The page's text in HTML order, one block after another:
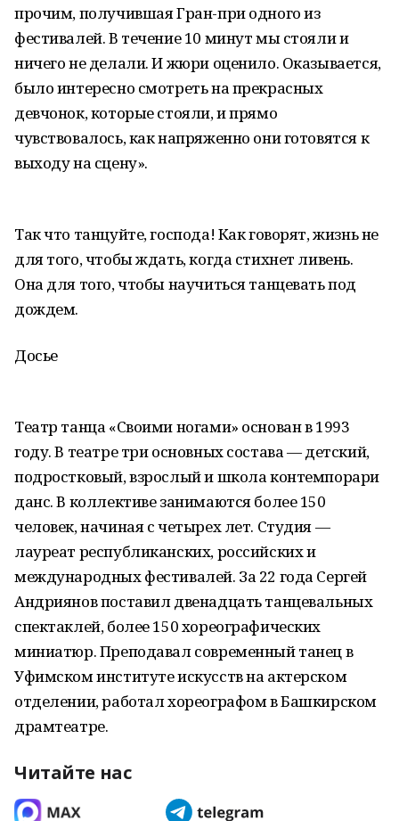
прочим, получившая Гран-при одного из
фестивалей. В течение 10 минут мы стояли и
ничего не делали. И жюри оценило. Оказывается,
было интересно смотреть на прекрасных
девчонок, которые стояли, и прямо
чувствовалось, как напряженно они готовятся к
выходу на сцену».
Так что танцуйте, господа! Как говорят, жизнь не
для того, чтобы ждать, когда стихнет ливень.
Она для того, чтобы научиться танцевать под
дождем.
Досье
Театр танца «Своими ногами» основан в 1993
году. В театре три основных состава — детский,
подростковый, взрослый и школа контемпорари
данс. В коллективе занимаются более 150
человек, начиная с четырех лет. Студия —
лауреат республиканских, российских и
международных фестивалей. За 22 года Сергей
Андриянов поставил двенадцать танцевальных
спектаклей, более 150 хореографических
миниатюр. Преподавал современный танец в
Уфимском институте искусств на актерском
отделении, работал хореографом в Башкирском
драмтеатре.
Читайте нас